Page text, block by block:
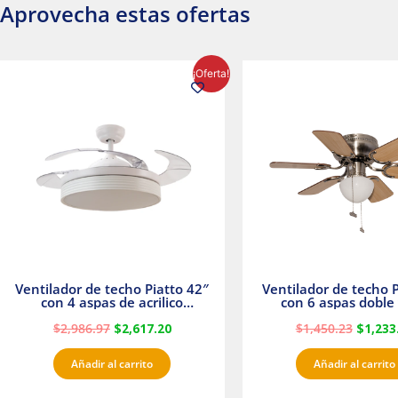
Aprovecha estas ofertas
¡Oferta!
Ventilador de techo Piatto 42″
con 4 aspas de acrilico
transparente
$2,986.97
$2,986.97.
$2,617.20
precio
actual
Añadir al carrito
Ventilador de techo
con 6 aspas
Satinado
$1,450.23 $
Añadir al carrito